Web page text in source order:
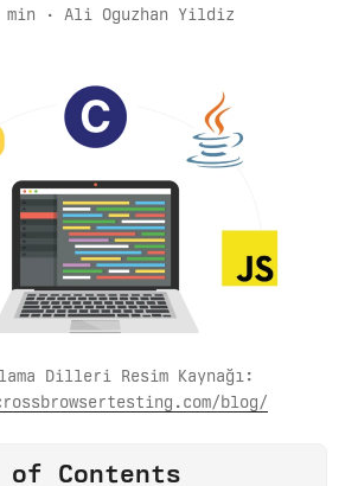
min · Ali Oguzhan Yildiz
Dilleri Resim Kaynağı:
blog/
of Contents